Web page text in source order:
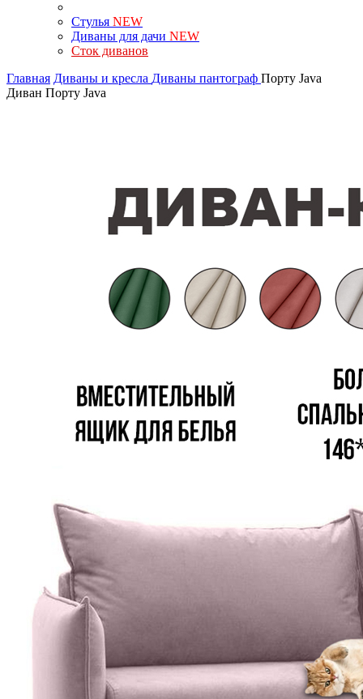
Стулья NEW
Диваны для дачи NEW
Сток диванов
Главная Диваны и кресла Диваны пантограф Порту Java
Диван Порту Java